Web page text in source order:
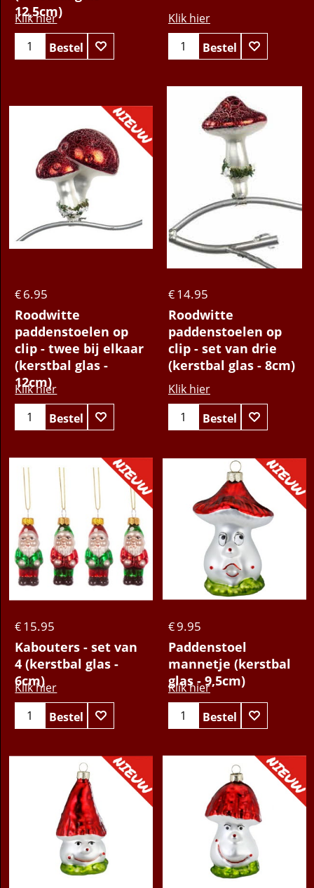
Paddenstoel met
denneappelversiering
(kerstbal glas -
12,5cm)
Paddenstoelhuisje
(kerstbal glas - 8cm)
Klik hier
Bestel
€6.95
Roodwitte
paddenstoelen op
clip - twee bij elkaar
(kerstbal glas -
Klik hier
Bestel
€14.95
paddenstoelen op
clip - set van drie
(kerstbal glas - 8cm)
Bestel
€15.95
Kabouters - set van
6cm)
Bestel
€9.95
Paddenstoel
glas - 9,5cm)
Bestel